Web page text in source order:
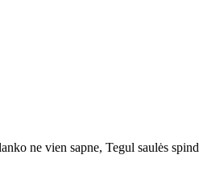
ne vien sapne, Tegul saulės